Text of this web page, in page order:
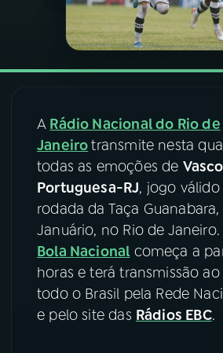
VIDEOCASTS
08FESTIVAL DE MÚSICA
ACOMPANHE A RÁDIO NACIONAL
Instagram X
TikTok
A Rádio Nacional do Rio de
Janeirotransmite nesta
todas as emoções de
Portuguesa-RJ, jogo
rodada da Taça
Januário, no Rio de Janeiro.
Bola Nacional começa a
horas e terá transmissão
todo o Brasil pela Rede
e pelo site das Rádios EBC.